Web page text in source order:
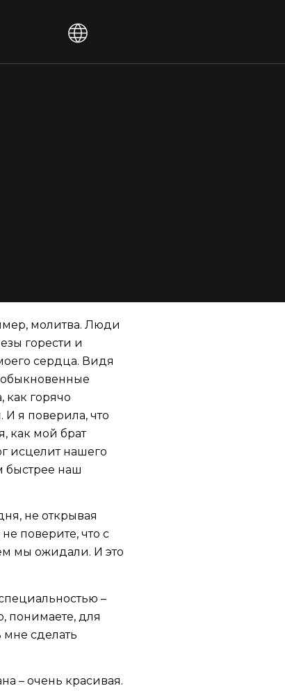
молитва. Люди
горести и
сердца. Видя
как горячо
я поверила, что
как мой брат
исцелит нашего
быстрее наш
не открывая
поверите, что с
мы ожидали. И это
–
понимаете, для
мне сделать
– очень красивая.